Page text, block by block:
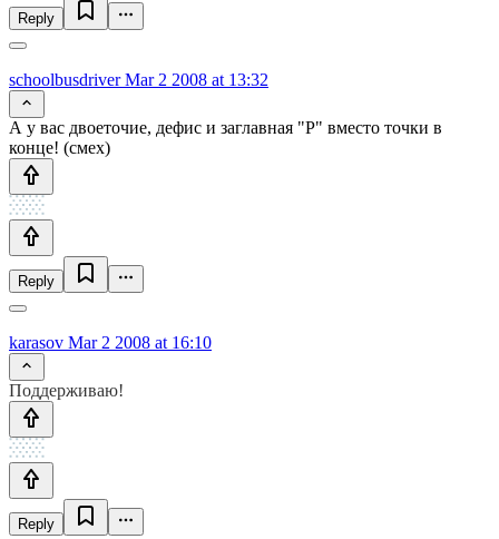
Reply
schoolbusdriverMar 2 2008 at 13:32
А у вас двоеточие, дефис и заглавная "Р" вместо точки в
конце! (смех)
Reply
karasov Mar 2 2008 at 16:10
Поддерживаю!
Reply